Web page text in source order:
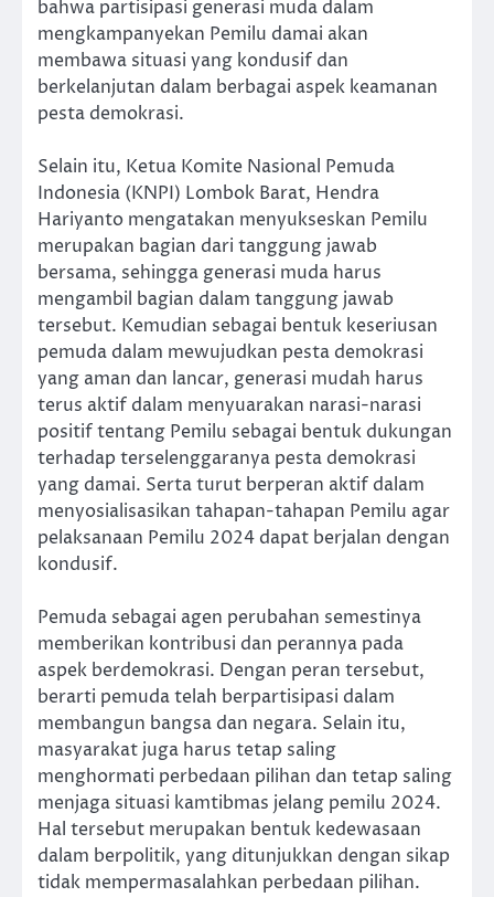
bahwa partisipasi generasi muda dalam
mengkampanyekan Pemilu damai akan
membawa situasi yang kondusif dan
berkelanjutan dalam berbagai aspek keamanan
pesta demokrasi.
Selain itu, Ketua Komite Nasional Pemuda
Indonesia (KNPI) Lombok Barat, Hendra
Hariyanto mengatakan menyukseskan Pemilu
merupakan bagian dari tanggung jawab
bersama, sehingga generasi muda harus
mengambil bagian dalam tanggung jawab
tersebut. Kemudian sebagai bentuk keseriusan
pemuda dalam mewujudkan pesta demokrasi
yang aman dan lancar, generasi mudah harus
terus aktif dalam menyuarakan narasi-narasi
positif tentang Pemilu sebagai bentuk dukungan
terhadap terselenggaranya pesta demokrasi
yang damai. Serta turut berperan aktif dalam
menyosialisasikan tahapan-tahapan Pemilu agar
pelaksanaan Pemilu 2024 dapat berjalan dengan
kondusif.
Pemuda sebagai agen perubahan semestinya
memberikan kontribusi dan perannya pada
aspek berdemokrasi. Dengan peran tersebut,
berarti pemuda telah berpartisipasi dalam
membangun bangsa dan negara. Selain itu,
masyarakat juga harus tetap saling
menghormati perbedaan pilihan dan tetap saling
menjaga situasi kamtibmas jelang pemilu 2024.
Hal tersebut merupakan bentuk kedewasaan
dalam berpolitik, yang ditunjukkan dengan sikap
tidak mempermasalahkan perbedaan pilihan.